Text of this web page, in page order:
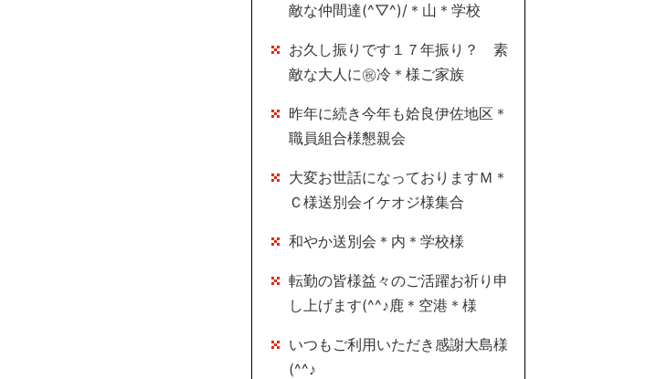
敵な仲間達(^▽^)/＊山＊学校
お久し振りです１７年振り？ 素
敵な大人に㊗冷＊様ご家族
昨年に続き今年も姶良伊佐地区＊
職員組合様懇親会
大変お世話になっておりますＭ＊
Ｃ様送別会イケオジ様集合
和やか送別会＊内＊学校様
転勤の皆様益々のご活躍お祈り申
し上げます(^^♪鹿＊空港＊様
いつもご利用いただき感謝大島様
(^^♪